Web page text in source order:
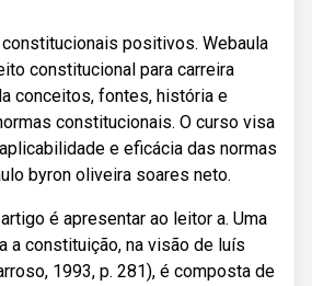
positivos. Webaula
constitucional para carreira
conceitos, fontes, história e
constitucionais. O curso visa
e eficácia das normas
byron oliveira soares neto.
é apresentar ao leitor a. Uma
a constituição, na visão de luís
1993, p. 281), é composta de